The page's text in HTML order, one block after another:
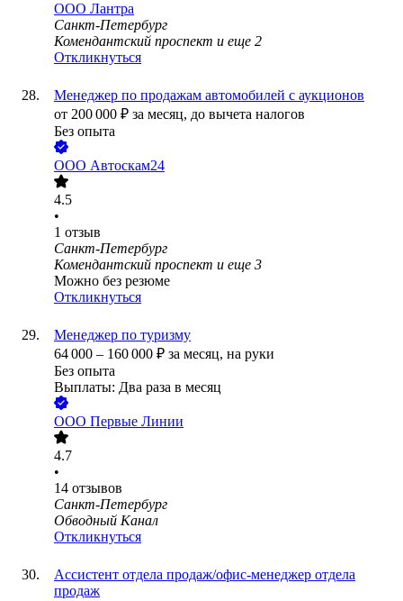
ООО Лантра
Санкт-Петербург
Комендантский проспект и еще 2
Откликнуться
Менеджер по продажам автомобилей с аукционов
от 200 000 ₽ за месяц, до вычета налогов
Без опыта
ООО Автоскам24
4.5
•
1 отзыв
Санкт-Петербург
Комендантский проспект и еще 3
Можно без резюме
Откликнуться
Менеджер по туризму
64 000 – 160 000 ₽ за месяц, на руки
Без опыта
Выплаты: Два раза в месяц
ООО Первые Линии
4.7
•
14 отзывов
Санкт-Петербург
Обводный Канал
Откликнуться
Ассистент отдела продаж/офис-менеджер отдела
продаж